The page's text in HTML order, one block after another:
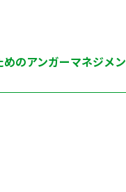
のアンガーマネジメン